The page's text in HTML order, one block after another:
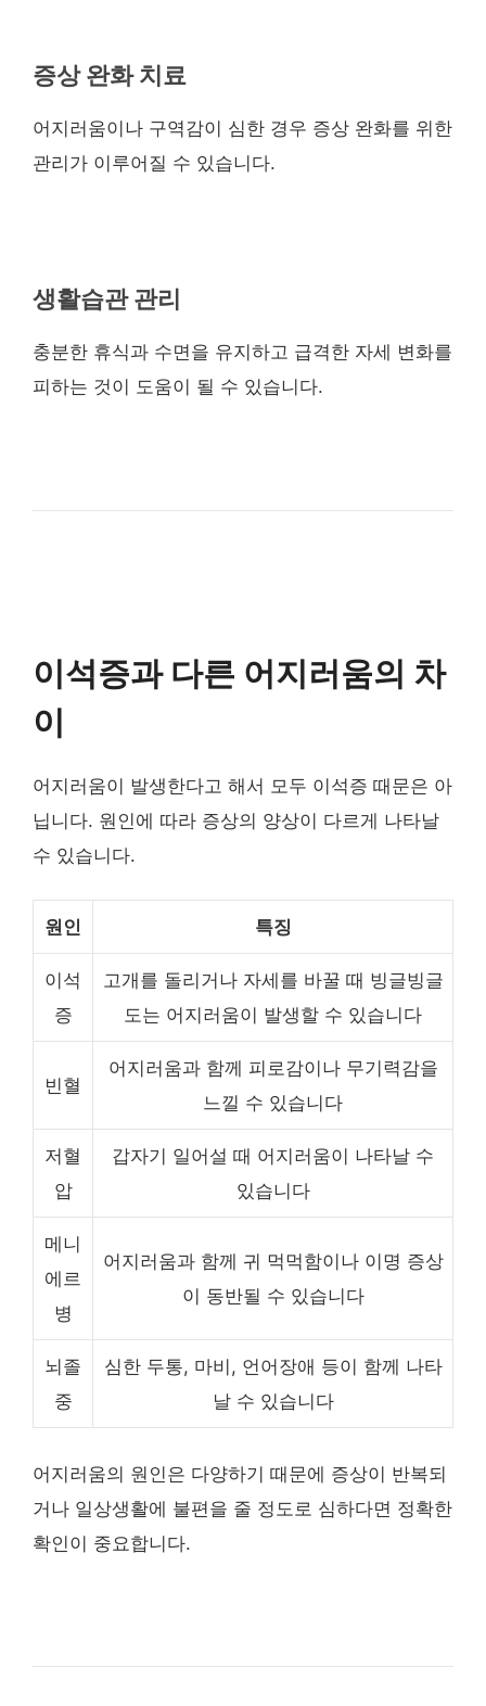
증상 완화 치료
어지러움이나 구역감이 심한 경우 증상 완화를 위한
관리가 이루어질 수 있습니다.
생활습관 관리
충분한 휴식과 수면을 유지하고 급격한 자세 변화를
피하는 것이 도움이 될 수 있습니다.
이석증과 다른 어지러움의 차
이
어지러움이 발생한다고 해서 모두 이석증 때문은 아
닙니다. 원인에 따라 증상의 양상이 다르게 나타날
수 있습니다.
원인 특징
이석
증
고개를 돌리거나 자세를 바꿀 때 빙글빙글
도는 어지러움이 발생할 수 있습니다
빈혈
어지러움과 함께 피로감이나 무기력감을
느낄 수 있습니다
저혈
압
갑자기 일어설 때 어지러움이 나타날 수
있습니다
메니
에르
병
어지러움과 함께 귀 먹먹함이나 이명 증상
이 동반될 수 있습니다
뇌졸
중
심한 두통, 마비, 언어장애 등이 함께 나타
날 수 있습니다
어지러움의 원인은 다양하기 때문에 증상이 반복되
거나 일상생활에 불편을 줄 정도로 심하다면 정확한
확인이 중요합니다.